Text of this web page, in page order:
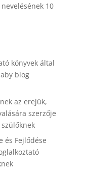
10
könyvek által
blog
az erejük,
szerzője
és Fejlődése